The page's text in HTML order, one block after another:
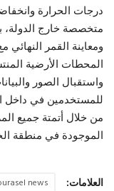
درجات الحرارة
متخصصة خارج الدولة،
ومعاينة القمر النهائي
المحطات الأرضية
واستقبال الصور
للمستخدمين في داخل
من خلال أتمتة جميع
الموجودة في منطقة
العلامات: news